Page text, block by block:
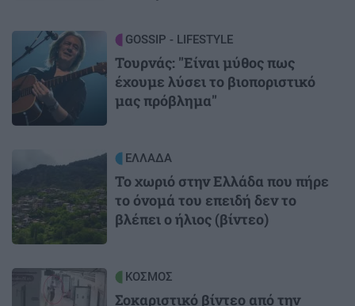
Image GOSSIP - LIFESTYLE
Τουρνάς: "Είναι μύθος πως
έχουμε λύσει το βιοποριστικό
μας πρόβλημα"
ΕΛΛΑΔΑ
Το χωριό στην Ελλάδα που πήρε
το όνομά του επειδή δεν το
βλέπει ο ήλιος (βίντεο)
Image ΚΟΣΜΟΣ
Σοκαριστικό βίντεο από την